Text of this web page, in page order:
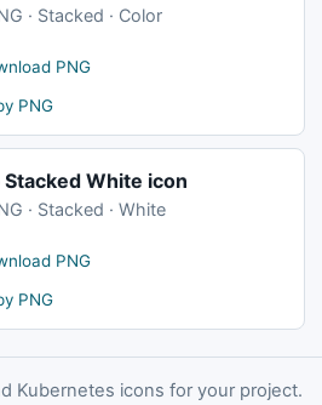
· Stacked · Color
PNG
PNG
White icon
· Stacked · White
PNG
PNG
Kubernetes icons for your project.